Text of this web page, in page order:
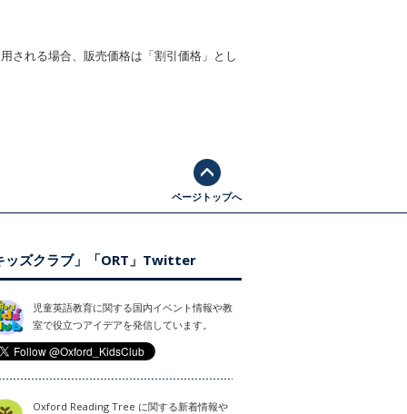
される場合、販売価格は「割引価格」とし
ページトップへ
ッズクラブ」「ORT」Twitter
児童英語教育に関する国内イベント情報や教
室で役立つアイデアを発信しています。
Oxford Reading Tree に関する新着情報や